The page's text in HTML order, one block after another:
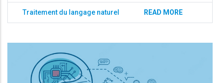
Traitement du langage naturel READ MORE